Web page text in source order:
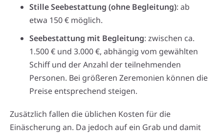
Stille Seebestattung (ohne Begleitung): ab
etwa 150 € möglich.
Seebestattung mit Begleitung: zwischen ca.
1.500 € und 3.000 €, abhängig vom gewählten
Schiff und der Anzahl der teilnehmenden
Personen. Bei größeren Zeremonien können die
Preise entsprechend steigen.
Zusätzlich fallen die üblichen Kosten für die
Einäscherung an. Da jedoch auf ein Grab und damit